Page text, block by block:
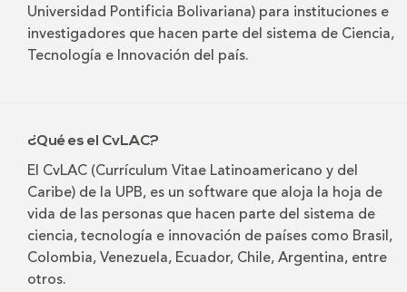
Universidad Pontificia Bolivariana) para instituciones e
investigadores que hacen parte del sistema de Ciencia,
Tecnología e Innovación del país.
¿Qué es el CvLAC?
El CvLAC (Currículum Vitae Latinoamericano y del
Caribe) de la UPB, es un software que aloja la hoja de
vida de las personas que hacen parte del sistema de
ciencia, tecnología e innovación de países como Brasil,
Colombia, Venezuela, Ecuador, Chile, Argentina, entre
otros.